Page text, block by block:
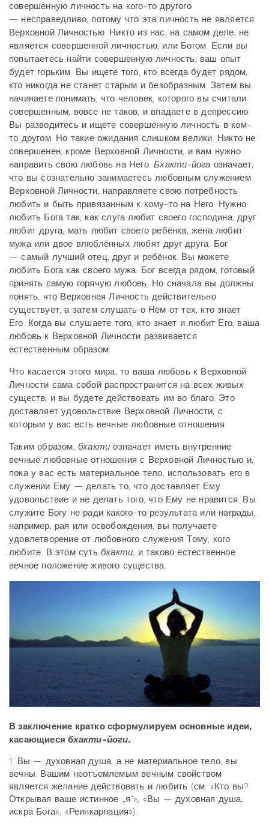
совершенную личность на кого-то другого
— несправедливо, потому что эта личность не является
Верховной Личностью. Никто из нас, на самом деле, не
является совершенной личностью, или Богом. Если вы
попытаетесь найти совершенную личность, ваш опыт
будет горьким. Вы ищете того, кто всегда будет рядом,
кто никогда не станет старым и безобразным. Затем вы
начинаете понимать, что человек, которого вы считали
совершенным, вовсе не таков, и впадаете в депрессию.
Вы разводитесь и ищете совершенную личность в ком-
то другом. Но такие ожидания слишком велики. Никто не
совершенен, кроме Верховной Личности, и вам нужно
направить свою любовь на Него.Бхакти-йога означает,
что вы сознательно занимаетесь любовным служением
Верховной Личности, направляете свою потребность
любить и быть привязанным к кому-то на Него. Нужно
любить Бога так, как слуга любит своего господина, друг
любит друга, мать любит своего ребёнка, жена любит
мужа или двое влюблённых любят друг друга. Бог
— самый лучший отец, друг и ребёнок. Вы можете
любить Бога как своего мужа. Бог всегда рядом, готовый
принять самую горячую любовь. Но сначала вы должны
понять, что Верховная Личность действительно
существует, а затем слушать о Нём от тех, кто знает
Его. Когда вы слушаете того, кто знает и любит Его, ваша
любовь к Верховной Личности развивается
естественным образом.
Что касается этого мира, то ваша любовь к Верховной
Личности сама собой распространится на всех живых
существ, и вы будете действовать им во благо. Это
доставляет удовольствие Верховной Личности, с
которым у вас есть вечные любовные отношения.
Таким образом,бхакти означает иметь внутренние
вечные любовные отношения с Верховной Личностью и,
пока у вас есть материальное тело, использовать его в
служении Ему — делать то, что доставляет Ему
удовольствие и не делать того, что Ему не нравится. Вы
служите Богу не ради какого-то результата или награды,
например, рая или освобождения, вы получаете
удовлетворение от любовного служения Тому, кого
любите. В этом суть бхакти, и таково естественное
вечное положение живого существа.
В заключение кратко сформулируем основные идеи,
касающиесябхакти-йоги.
1. Вы — духовная душа, а не материальное тело, вы
вечны. Вашим неотъемлемым вечным свойством
является желание действовать и любить (см. «Кто вы?
Открывая ваше истинное „я“», «Вы — духовная душа,
искра Бога», «Реинкарнация»).